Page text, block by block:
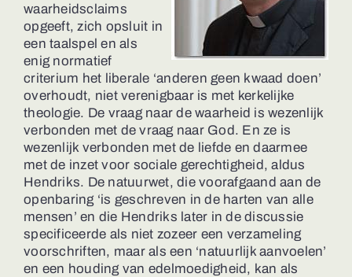
waarheidsclaims
opgeeft, zich opsluit in
een taalspel en als
enig normatief
criterium het liberale ‘anderen geen kwaad doen’
overhoudt, niet verenigbaar is met kerkelijke
theologie. De vraag naar de waarheid is wezenlijk
verbonden met de vraag naar God. En ze is
wezenlijk verbonden met de liefde en daarmee
met de inzet voor sociale gerechtigheid, aldus
Hendriks. De natuurwet, die voorafgaand aan de
openbaring ‘is geschreven in de harten van alle
mensen’ en die Hendriks later in de discussie
specificeerde als niet zozeer een verzameling
voorschriften, maar als een ‘natuurlijk aanvoelen’
en een houding van edelmoedigheid, kan als